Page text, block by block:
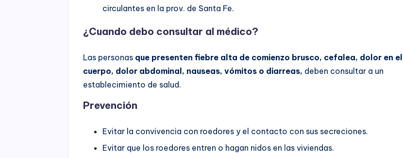
circulantes en la prov. de Santa Fe.
¿Cuando debo consultar al médico?
Las personas que presenten fiebre alta de comienzo brusco, cefalea, dolor en el
cuerpo, dolor abdominal, nauseas, vómitos o diarreas, deben consultar a un
establecimiento de salud.
Prevención
Evitar la convivencia con roedores y el contacto con sus secreciones.
Evitar que los roedores entren o hagan nidos en las viviendas.